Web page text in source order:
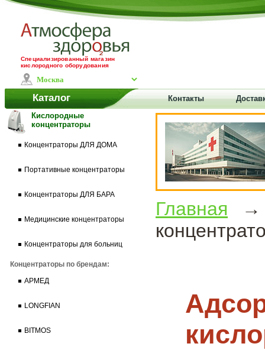
Специализированный магазин
кислородного оборудования
Каталог Контакты
Кислородные
концентраторы
Концентраторы ДЛЯ ДОМА
Портативные концентраторы
Концентраторы ДЛЯ БАРА
Медицинские концентраторы
Концентраторы для больниц
Концентраторы по брендам:
АРМЕД
LONGFIAN
BITMOS
Главная